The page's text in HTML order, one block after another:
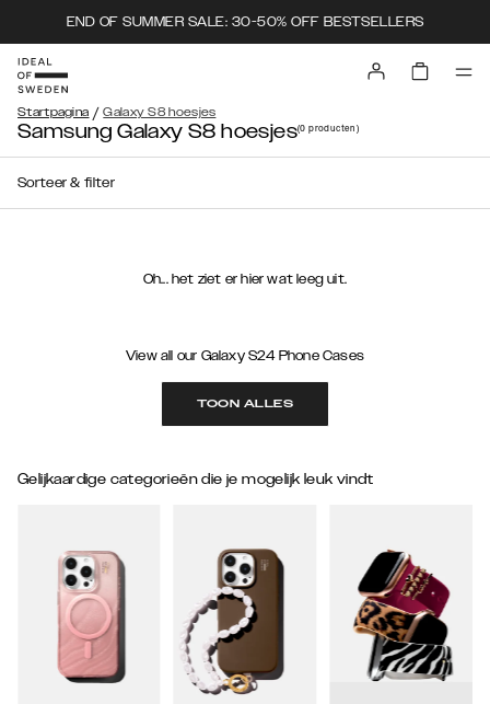
END OF SUMMER SALE: 30-50% OFF BESTSELLERS
Startpagina / Galaxy S8 hoesjes
Samsung Galaxy S8 hoesjes(0producten)
Sorteer & filter
Oh... het ziet er hier wat leeg uit.
View all our Galaxy S24 Phone Cases
TOON ALLES
Gelijkaardige categorieën die je mogelijk leuk vindt